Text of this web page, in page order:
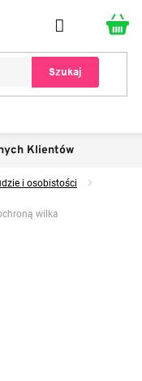
Szukaj
Klientów
i osobistości
wilka